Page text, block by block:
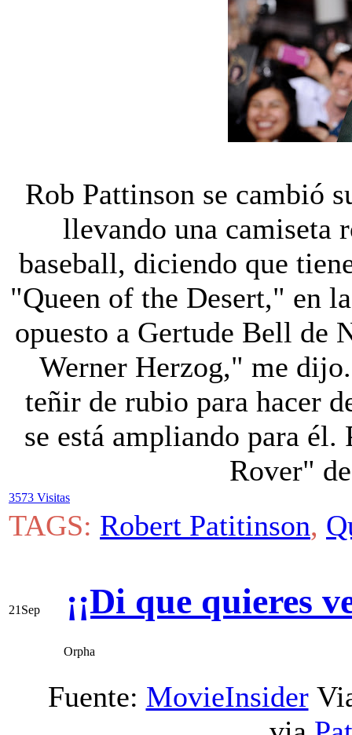
Rob Pattinson se cambió
llevando una camiseta
baseball, diciendo que
"Queen of the Desert," en
opuesto a Gertude Bell de
Werner Herzog," me
teñir de rubio para hacer
se está ampliando para
Rover"
3573 Visitas
TAGS: Robert Patitinson,
21 Sep ¡¡Di que quieres
Orpha
Fuente: MovieInsider